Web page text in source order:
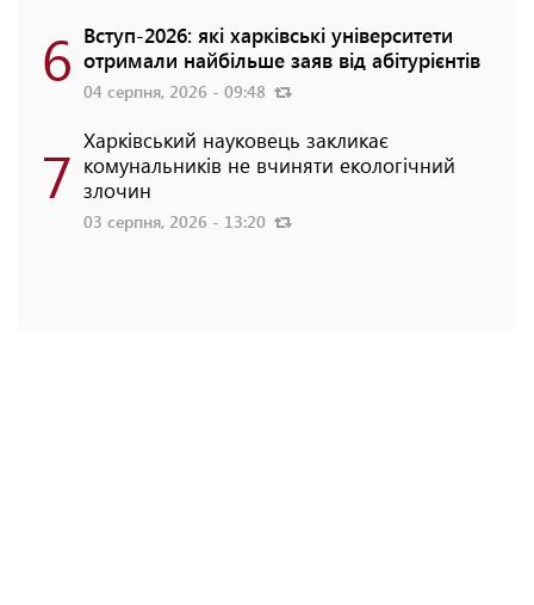
6 Вступ-2026: які харківські університети
отримали найбільше заяв від абітурієнтів
04 серпня, 2026 - 09:48
7 Харківський науковець закликає
комунальників не вчиняти екологічний
злочин
03 серпня, 2026 - 13:20